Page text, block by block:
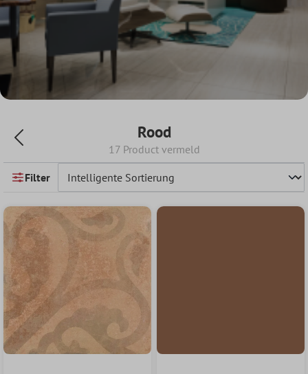
Rood
17 Product vermeld
Filter